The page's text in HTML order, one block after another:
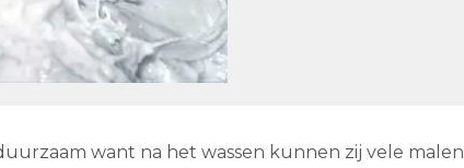
want na het wassen kunnen zij vele malen